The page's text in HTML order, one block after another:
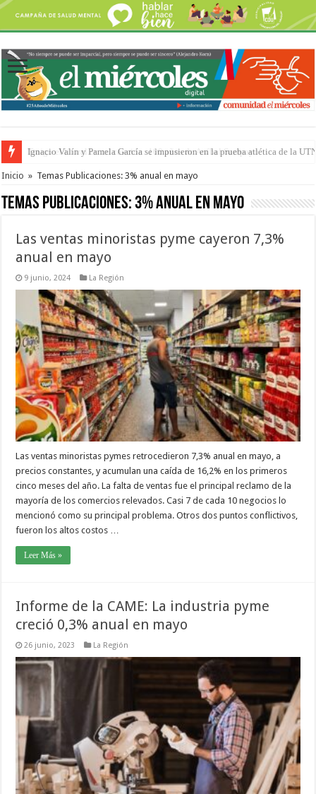
Traigo el litoral en mi canción: 100 años de Aníbal Sampayo
Inicio » Temas Publicaciones: 3% anual en mayo
Temas Publicaciones:3% anual en mayo
Las ventas minoristas pyme cayeron 7,3%
anual en mayo
9 junio, 2024 La Región
Las ventas minoristas pymes retrocedieron 7,3% anual en mayo, a
precios constantes, y acumulan una caída de 16,2% en los primeros
cinco meses del año. La falta de ventas fue el principal reclamo de la
mayoría de los comercios relevados. Casi 7 de cada 10 negocios lo
mencionó como su principal problema. Otros dos puntos conflictivos,
fueron los altos costos …
Leer Más »
Informe de la CAME: La industria pyme
creció 0,3% anual en mayo
26 junio, 2023 La Región